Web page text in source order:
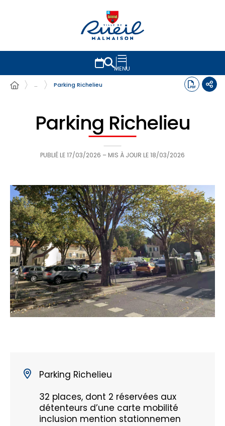
MENU
…
Parking Richelieu
Parking Richelieu
PUBLIÉ LE17/03/2026 – MIS À JOUR LE18/03/2026
Parking Richelieu
32 places, dont 2 réservées aux
détenteurs d’une carte mobilité
inclusion mention stationnemen